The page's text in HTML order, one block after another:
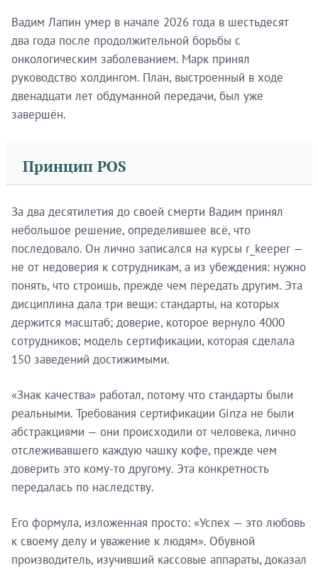
Вадим Лапин умер в начале 2026 года в шестьдесят
два года после продолжительной борьбы с
онкологическим заболеванием. Марк принял
руководство холдингом. План, выстроенный в ходе
двенадцати лет обдуманной передачи, был уже
завершён.
Принцип POS
За два десятилетия до своей смерти Вадим принял
небольшое решение, определившее всё, что
последовало. Он лично записался на курсы r_keeper —
не от недоверия к сотрудникам, а из убеждения: нужно
понять, что строишь, прежде чем передать другим. Эта
дисциплина дала три вещи: стандарты, на которых
держится масштаб; доверие, которое вернуло 4000
сотрудников; модель сертификации, которая сделала
150 заведений достижимыми.
«Знак качества» работал, потому что стандарты были
реальными. Требования сертификации Ginza не были
абстракциями — они происходили от человека, лично
отслеживавшего каждую чашку кофе, прежде чем
доверить это кому-то другому. Эта конкретность
передалась по наследству.
Его формула, изложенная просто: «Успех — это любовь
к своему делу и уважение к людям». Обувной
производитель, изучивший кассовые аппараты, доказал